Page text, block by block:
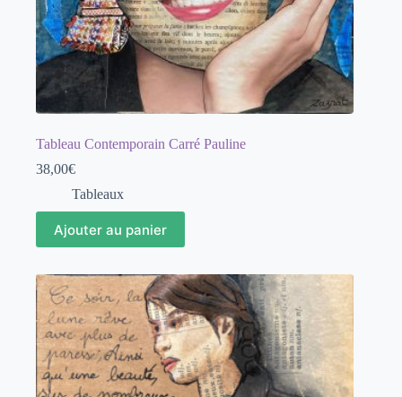
Tableau Contemporain Carré Pauline
38,00€
Tableaux
Ajouter au panier